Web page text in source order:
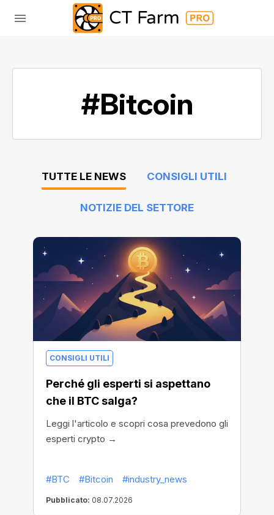
#Bitcoin
TUTTE LE NEWS CONSIGLI UTILI
NOTIZIE DEL SETTORE
CONSIGLI UTILI
Perché gli esperti si aspettano
che il BTC salga?
Leggi l'articolo e scopri cosa prevedono gli
esperti crypto →
#BTC #Bitcoin #industry_news
Pubblicato: 08.07.2026